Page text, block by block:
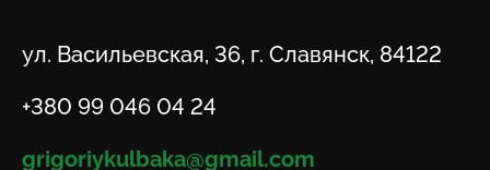
Адрес
ул. Васильевская, 36, г. Славянск, 84122
Телефон
+380 99 046 04 24
Email
grigoriykulbaka@gmail.com